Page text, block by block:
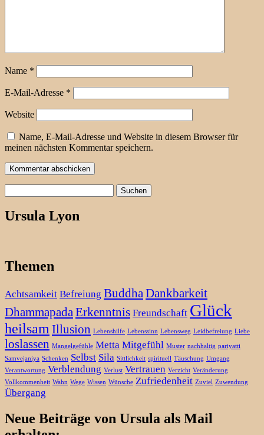
Name *
E-Mail-Adresse *
Website
Name, E-Mail-Adresse und Website in diesem Browser für
meinen nächsten Kommentar speichern.
nach:
Ursula Lyon
Themen
Achtsamkeit Befreiung BuddhaDankbarkeit
DhammapadaErkenntnis Freundschaft Glück
heilsam Illusion Lebenshilfe Lebenssinn Lebensweg Leidbefreiung Liebe
loslassen Mangelgefühle Metta Mitgefühl Muster nachhaltig pariyatti
Samvejaniya Schenken Selbst Sila Sittlichkeit spirituell Täuschung Umgang
Verantwortung Verblendung Verlust Vertrauen Verzicht Veränderung
Vollkommenheit Wahn Wege Wissen Wünsche Zufriedenheit Zuviel Zuwendung
Übergang
Neue Beiträge von Ursula als Mail